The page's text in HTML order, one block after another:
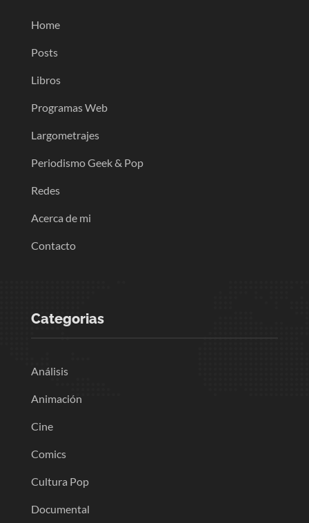
Home
Posts
Libros
Programas Web
Largometrajes
Periodismo Geek & Pop
Redes
Acerca de mi
Contacto
Categorias
Análisis
Animación
Cine
Comics
Cultura Pop
Documental